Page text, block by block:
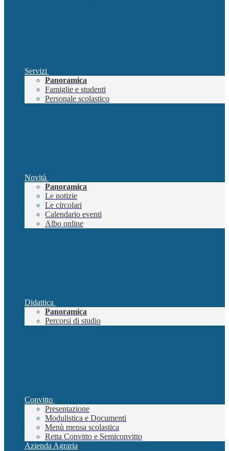
Servizi
Panoramica
Famiglie e studenti
Personale scolastico
Novità
Panoramica
Le notizie
Le circolari
Calendario eventi
Albo online
Didattica
Panoramica
Percorsi di studio
Convitto
Presentazione
Modulistica e Documenti
Menù mensa scolastica
Retta Convitto e Semiconvitto
Azienda Agraria